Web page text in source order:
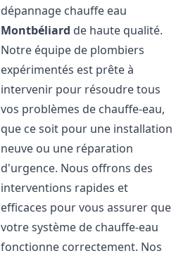
dépannage chauffe eau
Montbéliard de haute qualité.
Notre équipe de plombiers
expérimentés est prête à
intervenir pour résoudre tous
vos problèmes de chauffe-eau,
que ce soit pour une installation
neuve ou une réparation
d'urgence. Nous offrons des
interventions rapides et
efficaces pour vous assurer que
votre système de chauffe-eau
fonctionne correctement. Nos